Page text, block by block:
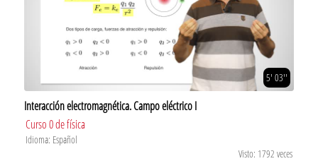
5' 03''
Interacción electromagnética. Campo eléctrico I
Curso 0 de física
Idioma: Español
Visto: 1792 veces